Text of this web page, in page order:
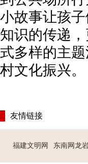
小故事让孩
知识的传递
式多样的主
村文化振兴。
友情链接
福建文明网 东南网龙